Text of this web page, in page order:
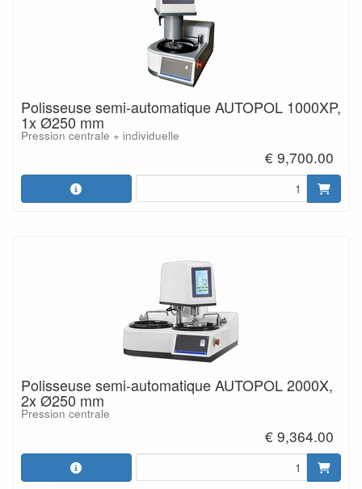
Polisseuse semi-automatique AUTOPOL 1000XP,
1x Ø250 mm
Pression centrale + individuelle
€ 9,700.00
Polisseuse semi-automatique AUTOPOL 2000X,
2x Ø250 mm
Pression centrale
€ 9,364.00